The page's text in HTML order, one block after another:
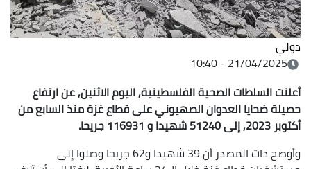
دولي
21/04/2025 - 10:40
أعلنت السلطات الصحية الفلسطينية, اليوم الاثنين, عن ارتفاع
حصيلة ضحايا العدوان الصهيوني على قطاع غزة منذ السابع من
أكتوبر 2023, إلى 51240 شهيدا و 116931 جريحا.
وأوضح ذات المصدر أن 39 شهيدا و62 جريحا وصلوا إلى